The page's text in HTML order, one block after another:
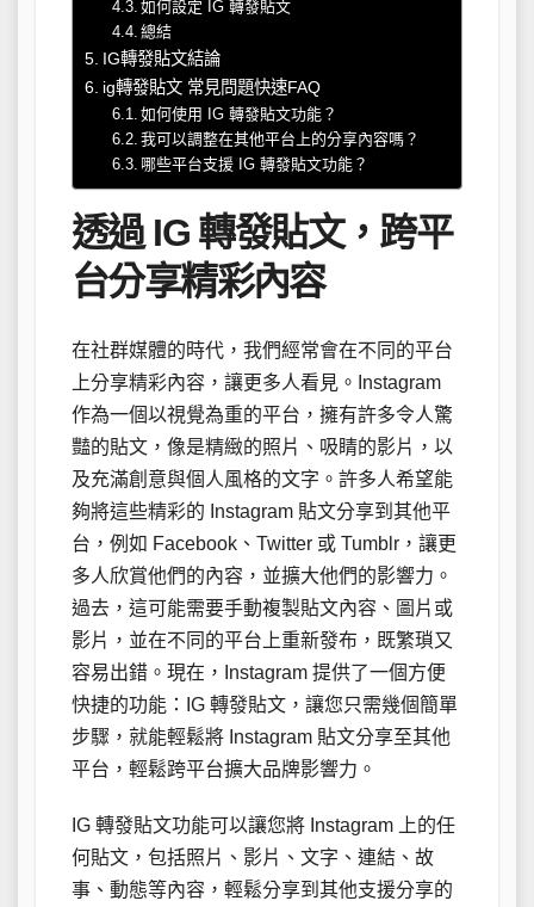
如何設定 IG 轉發貼文
總結
IG轉發貼文結論
ig轉發貼文 常見問題快速FAQ
如何使用 IG 轉發貼文功能？
我可以調整在其他平台上的分享內容嗎？
哪些平台支援 IG 轉發貼文功能？
透過 IG 轉發貼文，跨平
台分享精彩內容
在社群媒體的時代，我們經常會在不同的平台
上分享精彩內容，讓更多人看見。Instagram
作為一個以視覺為重的平台，擁有許多令人驚
豔的貼文，像是精緻的照片、吸睛的影片，以
及充滿創意與個人風格的文字。許多人希望能
夠將這些精彩的 Instagram 貼文分享到其他平
台，例如 Facebook、Twitter 或 Tumblr，讓更
多人欣賞他們的內容，並擴大他們的影響力。
過去，這可能需要手動複製貼文內容、圖片或
影片，並在不同的平台上重新發布，既繁瑣又
容易出錯。現在，Instagram 提供了一個方便
快捷的功能：IG 轉發貼文，讓您只需幾個簡單
步驟，就能輕鬆將 Instagram 貼文分享至其他
平台，輕鬆跨平台擴大品牌影響力。
IG 轉發貼文功能可以讓您將 Instagram 上的任
何貼文，包括照片、影片、文字、連結、故
事、動態等內容，輕鬆分享到其他支援分享的